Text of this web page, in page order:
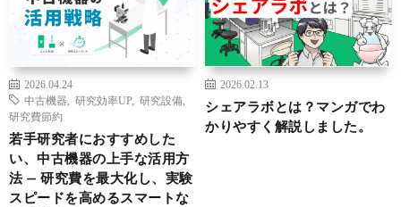
2026.04.24
中古機器
研究効率UP 研究設備
研究費節約
若手研究者におすすめした
い、中古機器の上手な活用方
法 — 研究費を最大化し、実験
スピードを高めるスマートな
2026.02.13
シェアラボとは？マンガでわ
かりやすく解説しました。